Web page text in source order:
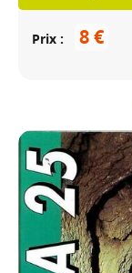
Prix 8 €